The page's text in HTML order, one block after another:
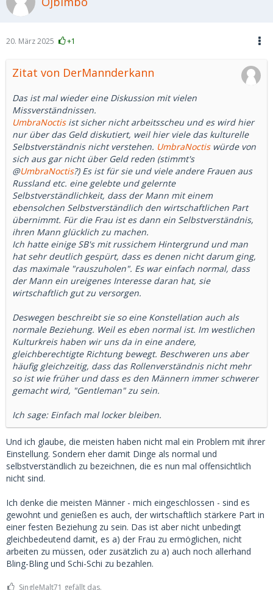
20. März 2025 +1
Zitat von DerMannderkann
Das ist mal wieder eine Diskussion mit vielen
Missverständnissen.
UmbraNoctisist sicher nicht arbeitsscheu und es wird hier
nur über das Geld diskutiert, weil hier viele das kulturelle
Selbstverständnis nicht verstehen. UmbraNoctiswürde von
sich aus gar nicht über Geld reden (stimmt's
@UmbraNoctis?) Es ist für sie und viele andere Frauen aus
Russland etc. eine gelebte und gelernte
Selbstverständlichkeit, dass der Mann mit einem
ebensolchen Selbstverständlich den wirtschaftlichen Part
übernimmt. Für die Frau ist es dann ein Selbstverständnis,
ihren Mann glücklich zu machen.
Ich hatte einige SB's mit russichem Hintergrund und man
hat sehr deutlich gespürt, dass es denen nicht darum ging,
das maximale "rauszuholen". Es war einfach normal, dass
der Mann ein ureigenes Interesse daran hat, sie
wirtschaftlich gut zu versorgen.
Deswegen beschreibt sie so eine Konstellation auch als
normale Beziehung. Weil es eben normal ist. Im westlichen
Kulturkreis haben wir uns da in eine andere,
gleichberechtigte Richtung bewegt. Beschweren uns aber
häufig gleichzeitig, dass das Rollenverständnis nicht mehr
so ist wie früher und dass es den Männern immer schwerer
gemacht wird, "Gentleman" zu sein.
Ich sage: Einfach mal locker bleiben.
Und ich glaube, die meisten haben nicht mal ein Problem mit ihrer
Einstellung. Sondern eher damit Dinge als normal und
selbstverständlich zu bezeichnen, die es nun mal offensichtlich
nicht sind.
Ich denke die meisten Männer - mich eingeschlossen - sind es
gewohnt und genießen es auch, der wirtschaftlich stärkere Part in
einer festen Beziehung zu sein. Das ist aber nicht unbedingt
gleichbedeutend damit, es a) der Frau zu ermöglichen, nicht
arbeiten zu müssen, oder zusätzlich zu a) auch noch allerhand
Bling-Bling und Schi-Schi zu bezahlen.
SingleMalt71 gefällt das.